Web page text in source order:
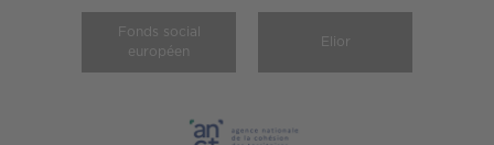
Fonds social
européen
Elior